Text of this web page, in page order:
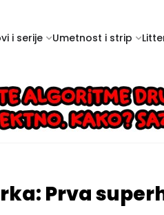
i serije Umetnost i strip
Prva